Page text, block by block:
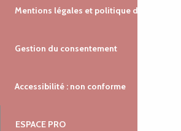
Mentions légales et politique de
Gestion du consentement
Accessibilité : non conforme
ESPACE PRO